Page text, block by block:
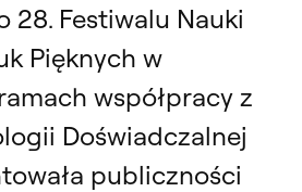
28. Festiwalu Nauki
Pięknych w
współpracy z
Doświadczalnej
publiczności